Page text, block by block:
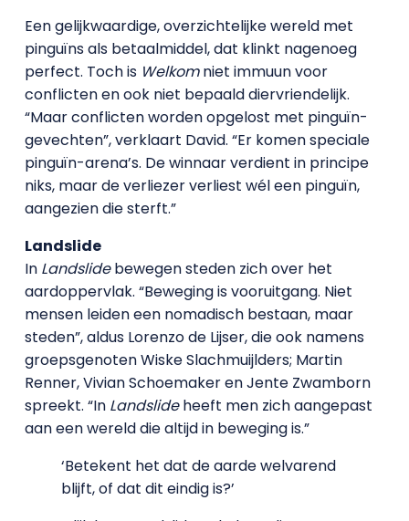
Een gelijkwaardige, overzichtelijke wereld met
pinguïns als betaalmiddel, dat klinkt nagenoeg
perfect. Toch is Welkomniet immuun voor
conflicten en ook niet bepaald diervriendelijk.
“Maar conflicten worden opgelost met pinguïn-
gevechten”, verklaart David. “Er komen speciale
pinguïn-arena’s. De winnaar verdient in principe
niks, maar de verliezer verliest wél een pinguïn,
aangezien die sterft.”
Landslide
In Landslidebewegen steden zich over het
aardoppervlak. “Beweging is vooruitgang. Niet
mensen leiden een nomadisch bestaan, maar
steden”, aldus Lorenzo de Lijser, die ook namens
groepsgenoten Wiske Slachmuijlders; Martin
Renner, Vivian Schoemaker en Jente Zwamborn
spreekt. “In Landslideheeft men zich aangepast
aan een wereld die altijd in beweging is.”
‘Betekent het dat de aarde welvarend
blijft, of dat dit eindig is?’